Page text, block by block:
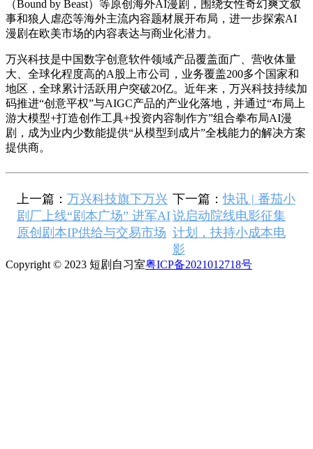
（Bound by Beast）等原创海外AI漫剧，围绕女性奇幻爽文叙
事和狼人虐恋等海外主流内容题材展开布局，进一步探索AI
漫剧在欧美市场的内容表达与商业化潜力。
万兴科技是中国数字创意软件领域产品覆盖面广、营收体量
大、全球化程度高的A股上市公司，业务覆盖200多个国家和
地区，全球累计活跃用户突破20亿。近年来，万兴科技持续加
码推进“创意平权”与AIGC产品的产业化落地，并通过“布局上
游大模型+打造创作工具+投资内容制作方”组合拳布局AI漫
剧，成为业内少数能提供“从模型到成片”全栈能力的解决方案
提供商。
上一篇： 万兴科技旗下万兴
剧厂上线“剧本广场” 进军AI
原创剧本IP供给与交易市场
下一篇：快讯 | 番茄小
说启动院线电影征集
计划，扶持小成本电
影
Copyright © 2023 短剧自习室粤ICP备2021012718号